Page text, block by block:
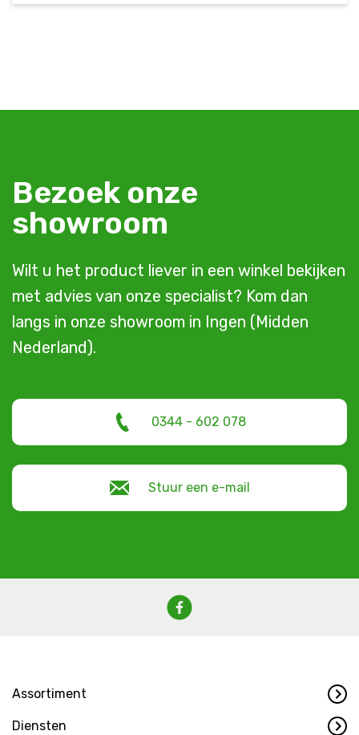
Bezoek onze
showroom
Wilt u het product liever in een winkel bekijken
met advies van onze specialist? Kom dan
langs in onze showroom in Ingen (Midden
Nederland).
0344 - 602 078
Stuur een e-mail
Assortiment
Diensten